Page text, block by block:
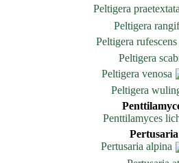
Peltigera praetextata
Peltigera
Peltigera rufescens
Peltigera
Peltigera venosa
Peltigera
Penttilamyces
Pertusaria
Pertusaria alpina